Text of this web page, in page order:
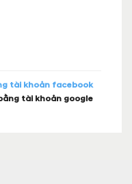
tài khoản facebook
tài khoản google